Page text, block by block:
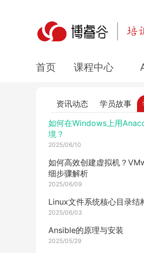
首页 课程中心
资讯动态 学员故事
2025/06/23
Hybrid 接口实验全流程解
2025/06/20
2025/06/19
如何在Windows上用
境？
2025/06/10
如何高效创建虚拟机？
细步骤解析
2025/06/09
Linux文件系统核心目录结
2025/06/03
Ansible的原理与安装
2025/05/29